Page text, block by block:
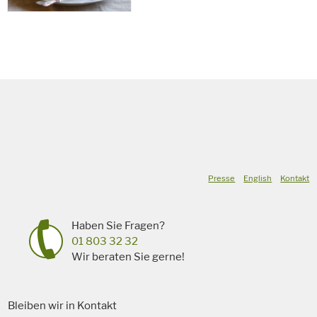
Presse English Kontakt
Haben Sie Fragen?
01 803 32 32
Wir beraten Sie gerne!
Bleiben wir in Kontakt